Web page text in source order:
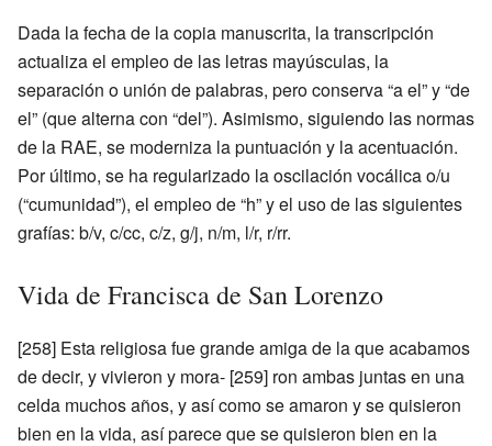
Dada la fecha de la copia manuscrita, la transcripción
actualiza el empleo de las letras mayúsculas, la
separación o unión de palabras, pero conserva “a el” y “de
el” (que alterna con “del”). Asimismo, siguiendo las normas
de la RAE, se moderniza la puntuación y la acentuación.
Por último, se ha regularizado la oscilación vocálica o/u
(“cumunidad”), el empleo de “h” y el uso de las siguientes
grafías: b/v, c/cc, c/z, g/j, n/m, l/r, r/rr.
Vida de Francisca de San Lorenzo
[258] Esta religiosa fue grande amiga de la que acabamos
de decir, y vivieron y mora- [259] ron ambas juntas en una
celda muchos años, y así como se amaron y se quisieron
bien en la vida, así parece que se quisieron bien en la